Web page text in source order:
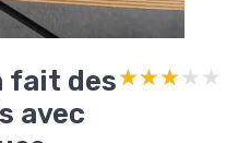
fait des
avec
★★★★★
★★★★★